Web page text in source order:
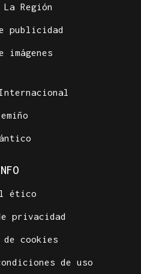
La Región
publicidad
imágenes
ético
privacidad
cookies
de uso